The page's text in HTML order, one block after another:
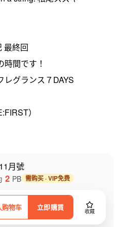
最終回
間です！
グランス７DAYS
）
月號
购物车 立即購買 收藏
2 PB 需购买 · VIP免费